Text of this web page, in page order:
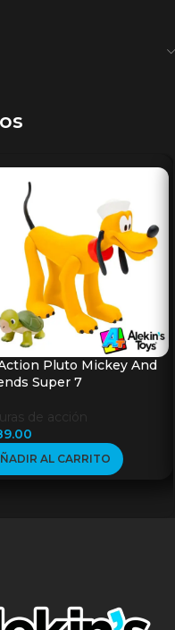
Pluto Mickey And
Super 7
de acción
AL CARRITO